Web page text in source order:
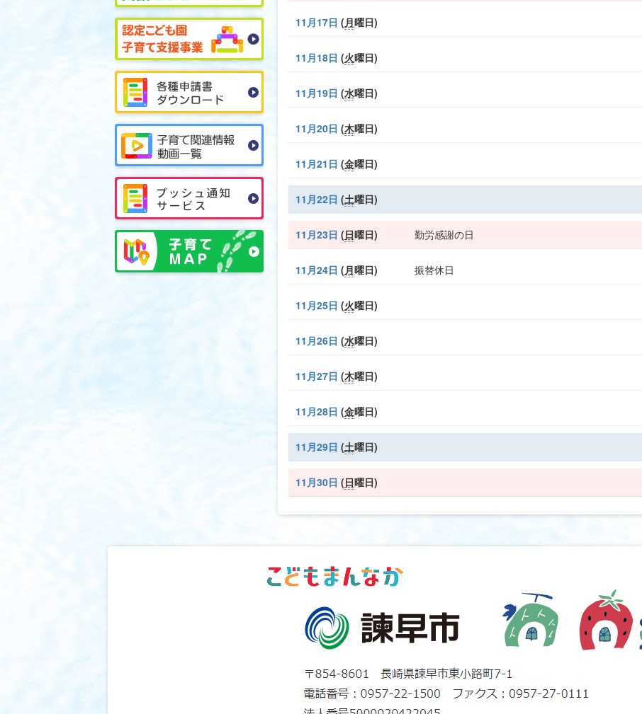
11月17日 (月曜日)
11月18日 (火曜日)
11月19日 (水曜日)
11月20日 (木曜日)
11月21日 (金曜日)
11月22日 (土曜日)
11月23日 (日曜日) 勤労感謝の日
11月24日 (月曜日) 振替休日
11月25日 (火曜日)
11月26日 (水曜日)
11月27日 (木曜日)
11月28日 (金曜日)
11月29日 (土曜日)
11月30日 (日曜日)